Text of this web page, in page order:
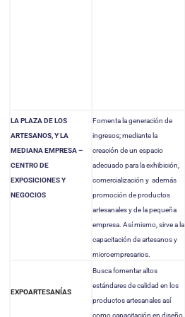
LA PLAZA DE LOS
ARTESANOS, Y LA
MEDIANA EMPRESA –
CENTRO DE
EXPOSICIONES Y
NEGOCIOS
Fomenta la generación de
ingresos; mediante la
creación de un espacio
adecuado para la exhibición,
comercialización y además
promoción de productos
artesanales y de la pequeña
empresa. Así mismo, sirve a la
capacitación de artesanos y
microempresarios.
EXPOARTESANÍAS
Busca fomentar altos
estándares de calidad en los
productos artesanales así